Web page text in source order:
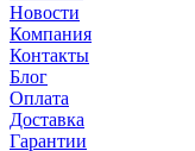
Новости
Компания
Контакты
Блог
Оплата
Доставка
Гарантии